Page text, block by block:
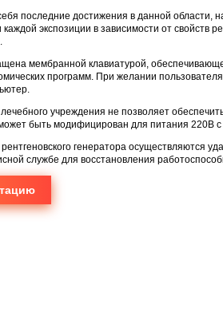
последние достижения в данной области,
экспозиции в зависимости от свойств
мембранной клавиатурой,
программ. При желании
учреждения не позволяет
быть модифицирован для питания 220В с
генератора осуществляются
службе для восстановления